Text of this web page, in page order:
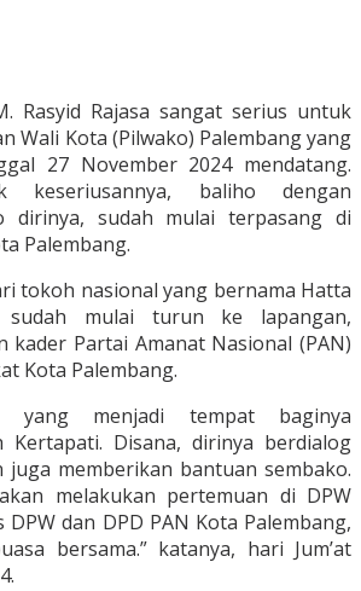
Rasyid Rajasa sangat serius untuk
Wali Kota (Pilwako) Palembang yang
27 November 2024 mendatang.
keseriusannya, baliho dengan
dirinya, sudah mulai terpasang di
Palembang.
tokoh nasional yang bernama Hatta
mulai turun ke lapangan,
kader Partai Amanat Nasional (PAN)
Kota Palembang.
yang menjadi tempat baginya
Kertapati. Disana, dirinya berdialog
juga memberikan bantuan sembako.
melakukan pertemuan di DPW
dan DPD PAN Kota Palembang,
bersama.” katanya, hari Jum’at